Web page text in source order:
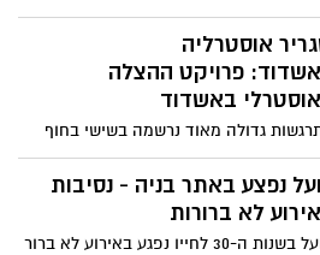
תוך כחודשיים ימים אמורה להתחיל
על האגם בצורה מעשית. הדברים
כתוצאה משאילת שנשלחה מחבר
עו"ד אופיר לסרי אל ראש העיר
אוסטרליה
פרויקט ההצלה
באשדוד
גדולה מאוד נרשמה בשישי בחוף
חוף טו', רבים שהיו בחוף בשעת
מוקדמת עצרו וצילמו כאשר ראו את דגל
לצד דגל ישראל וביניהם דגלי
נפצע באתר בניה - נסיבות
לא ברורות
פועל בשנות ה-30 לחייו נפגע באירוע לא ברור